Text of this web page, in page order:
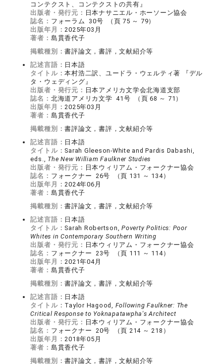
コンテクスト、コンテクストの共有』
出版者・発行元： 日本ナサニエル・ホーソーン協会
誌名： フォーラム 30号 （頁 75 ～ 79）
出版年月：2025年03月
著者： 島貫香代子
掲載種別：書評論文，書評，文献紹介等
記述言語： 日本語
タイトル：本村浩二訳、ユードラ・ウェルティ著 『デル
タ・ウェディング』
出版者・発行元： 日本アメリカ文学会北海道支部
誌名： 北海道アメリカ文学 41号 （頁 68 ～ 71）
出版年月：2025年03月
著者： 島貫香代子
掲載種別：書評論文，書評，文献紹介等
記述言語： 日本語
タイトル： Sarah Gleeson-White and Pardis Dabashi,
eds., The New William Faulkner Studies
出版者・発行元： 日本ウィリアム・フォークナー協会
誌名： フォークナー 26号 （頁 131 ～ 134）
出版年月：2024年06月
著者： 島貫香代子
掲載種別：書評論文，書評，文献紹介等
記述言語： 日本語
タイトル： Sarah Robertson,Poverty Politics: Poor
Whites in Contemporary Southern Writing
出版者・発行元： 日本ウィリアム・フォークナー協会
誌名： フォークナー 23号 （頁 111 ～ 114）
出版年月：2021年04月
著者： 島貫香代子
掲載種別：書評論文，書評，文献紹介等
記述言語： 日本語
タイトル： Taylor Hagood, Following Faulkner: The
Critical Response to Yoknapatawpha's Architect
出版者・発行元： 日本ウィリアム・フォークナー協会
誌名： フォークナー 20号 （頁 214 ～ 218）
出版年月：2018年05月
著者： 島貫香代子
掲載種別：書評論文，書評，文献紹介等